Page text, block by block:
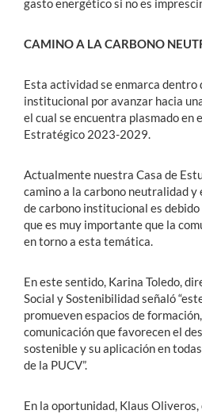
gasto energético si no es
CAMINO A LA CARBONO
Esta actividad se enmarca dentro
institucional por avanzar hacia
el cual se encuentra plasmado en
Estratégico 2023-2029.
Actualmente nuestra Casa de
camino a la carbono neutralidad y
de carbono institucional es
que es muy importante que la
en torno a esta temática.
En este sentido, Karina Toledo,
Social y Sostenibilidad señaló
promueven espacios de
comunicación que favorecen el
sostenible y su aplicación en
de la PUCV”.
En la oportunidad, Klaus